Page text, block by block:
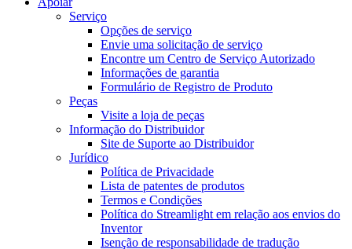
Serviço
Opções de serviço
Envie uma solicitação de serviço
Encontre um Centro de Serviço Autorizado
Informações de garantia
Formulário de Registro de Produto
Peças
Visite a loja de peças
Informação do Distribuidor
Site de Suporte ao Distribuidor
Jurídico
Política de Privacidade
Lista de patentes de produtos
Termos e Condições
Política do Streamlight em relação aos envios do
Inventor
Isenção de responsabilidade de tradução